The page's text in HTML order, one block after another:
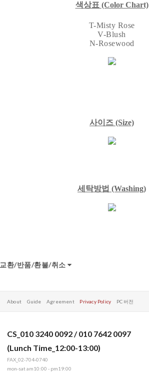
색상표 (Color Chart)
T-Misty Rose
V-Blush
N-Rosewood
사이즈 (Size)
세탁방법 (Washing)
교환/반품/환불/취소
About Guide Agreement Privacy Policy PC 버전
CS_010 3240 0092 / 010 7642 0097
(Lunch Time_12:00-13:00)
FAX_02-704-0740
mon-sat am10:00 - pm19:00